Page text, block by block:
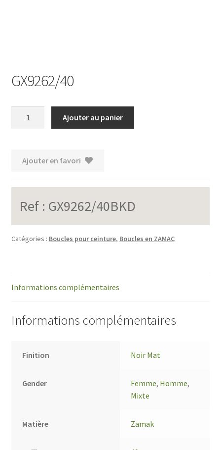
GX9262/40
Ajouter au panier
Ajouter en favori
Ref : GX9262/40BKD
Catégories : Boucles pour ceinture, Boucles en ZAMAC
Informations complémentaires
Informations complémentaires
Finition Noir Mat
Gender Femme, Homme,
Mixte
Matière Zamak